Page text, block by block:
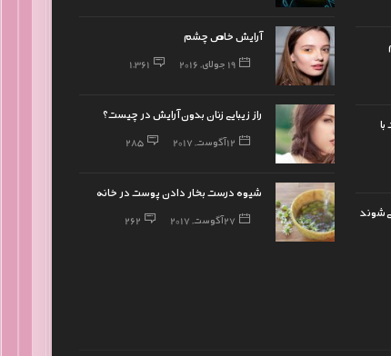
آرایش خاص چشم
19 جولای, 2016 1,361
راز زیبایی زنان بدون آرایش در چیست؟
12 آگوست, 2017 285
شیوه درست بخار دادن پوست در خانه
27 آگوست, 2017 262